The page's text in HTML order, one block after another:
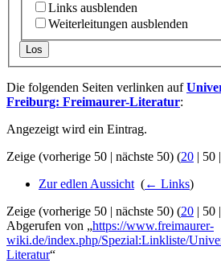
Links ausblenden
Weiterleitungen ausblenden
Los
Die folgenden Seiten verlinken auf
Freiburg: Freimaurer-Literatur:
Angezeigt wird ein Eintrag.
Zeige (vorherige 50 | nächste 50) (20 | 50 |
Zur edlen Aussicht (← Links)
Zeige (vorherige 50 | nächste 50) (20 | 50 |
Abgerufen von „https://www.freimaurer-
wiki.de/index.php/Spezial:Linkliste/
Literatur“